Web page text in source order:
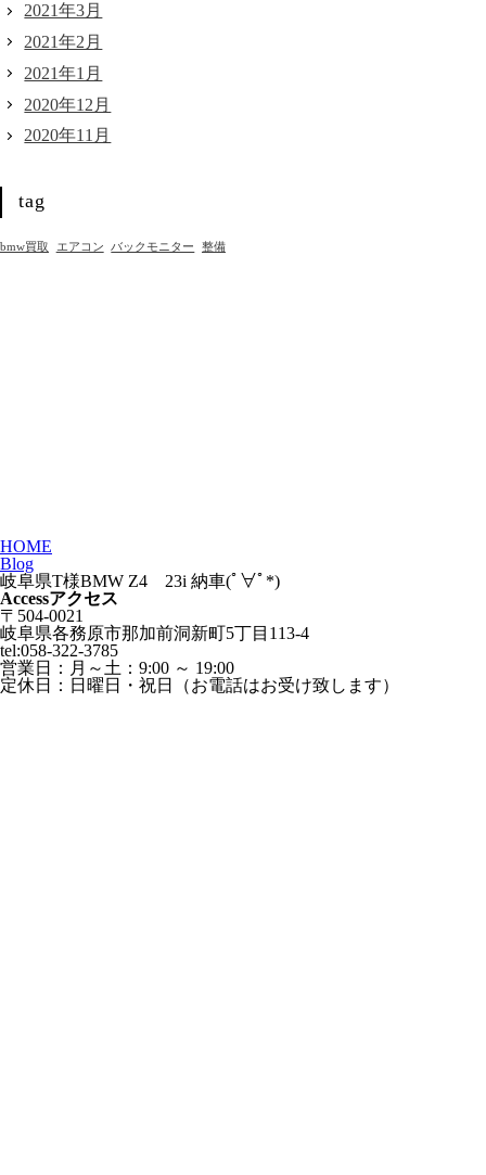
2021年3月
2021年2月
2021年1月
2020年12月
2020年11月
tag
bmw買取 エアコン バックモニター 整備
HOME
Blog
岐阜県T様BMW Z4 23i 納車(ﾟ∀ﾟ*)
Accessアクセス
〒504-0021
岐阜県各務原市那加前洞新町5丁目113-4
tel:058-322-3785
営業日： 月～土：9:00 ～ 19:00
定休日： 日曜日・祝日（お電話はお受け致します）